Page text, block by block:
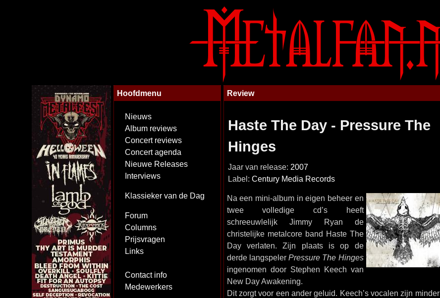
Hoofdmenu
Nieuws
Album reviews
Concert reviews
Concert agenda
Nieuwe Releases
Interviews
Klassieker van de Dag
Forum
Columns
Prijsvragen
Links
Contact info
Medewerkers
Review
Haste The Day - Pressure The
Hinges
Jaar van release: 2007
Label: Century Media Records
Na een mini-album in eigen beheer en
twee volledige cd’s heeft
schreeuwlelijk Jimmy Ryan de
christelijke metalcore band Haste The
Day verlaten. Zijn plaats is op de
derde langspeler Pressure The Hinges
ingenomen door Stephen Keech van
New Day Awakening.
Dit zorgt voor een ander geluid. Keech’s vocalen zijn minder